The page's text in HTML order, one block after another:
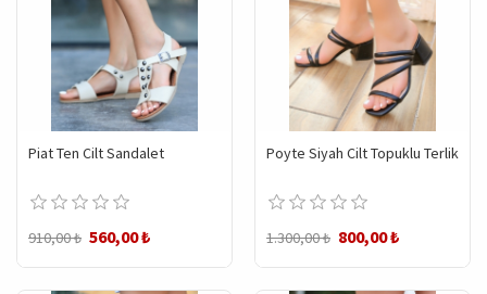
Piat Ten Cilt Sandalet
910,00 ₺ 560,00 ₺
Poyte Siyah Cilt Topuklu Terlik
1.300,00 ₺ 800,00 ₺